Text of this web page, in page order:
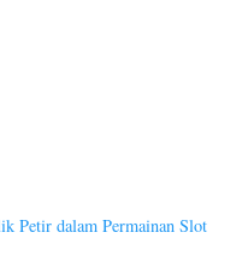
Petir dalam Permainan Slot